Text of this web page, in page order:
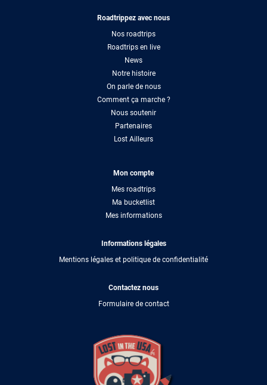
Roadtrippez avec nous
Nos roadtrips
Roadtrips en live
News
Notre histoire
On parle de nous
Comment ça marche ?
Nous soutenir
Partenaires
Lost Ailleurs
Mon compte
Mes roadtrips
Ma bucketlist
Mes informations
Informations légales
Mentions légales et politique de confidentialité
Contactez nous
Formulaire de contact